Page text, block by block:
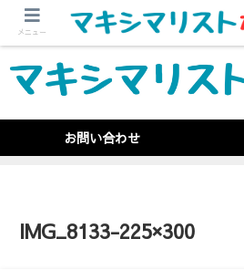
お問い合わせ
IMG_8133-225×300
メニュー